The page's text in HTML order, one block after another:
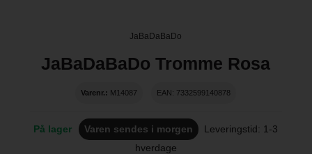
JaBaDaBaDo
JaBaDaBaDo Tromme Rosa
Varenr.: M14087 EAN: 7332599140878
På lager Varen sendes i morgen
Leveringstid: 1-3
hverdage